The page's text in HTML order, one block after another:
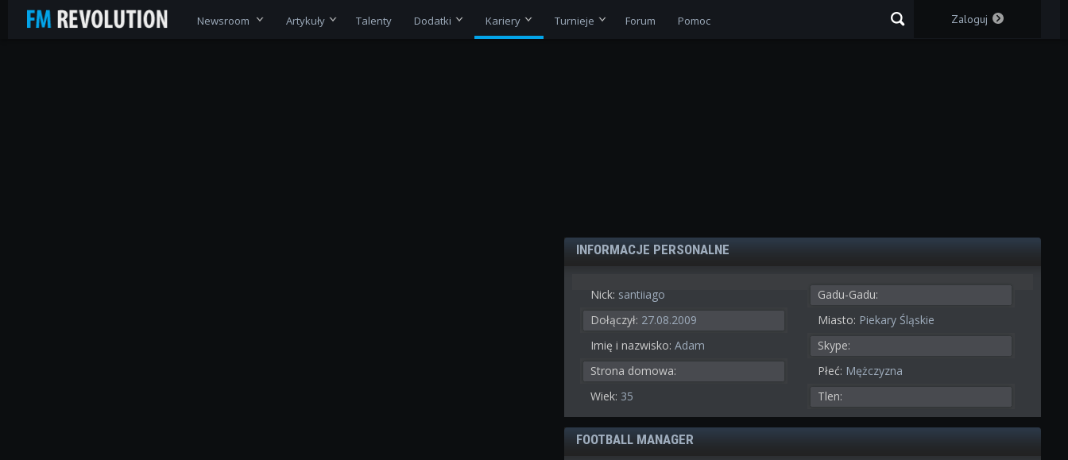
Newsroom Artykuły Talenty Dodatki Kariery Turnieje Forum Pomoc Zaloguj
INFORMACJE PERSONALNE
Nick: santiiago
Dołączył: 27.08.2009
Imię i nazwisko: Adam
Strona domowa:
Wiek: 35
Gadu-Gadu:
Miasto: Piekary Śląskie
Skype:
Płeć: Mężczyzna
Tlen:
FOOTBALL MANAGER